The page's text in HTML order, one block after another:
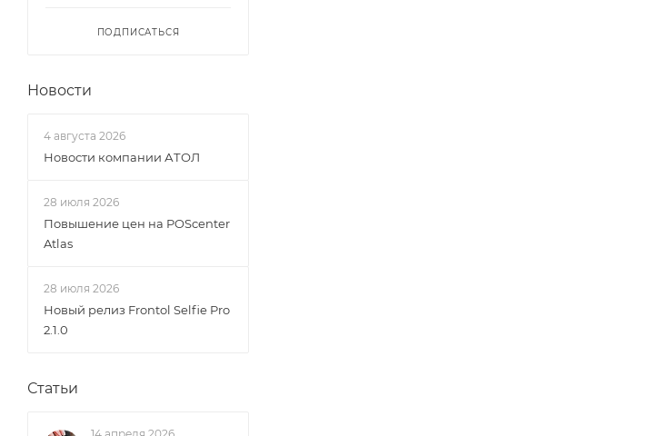
ПОДПИСАТЬСЯ
Новости
4 августа 2026
Новости компании АТОЛ
28 июля 2026
Повышение цен на POScenter
Atlas
28 июля 2026
Новый релиз Frontol Selfie Pro
2.1.0
Статьи